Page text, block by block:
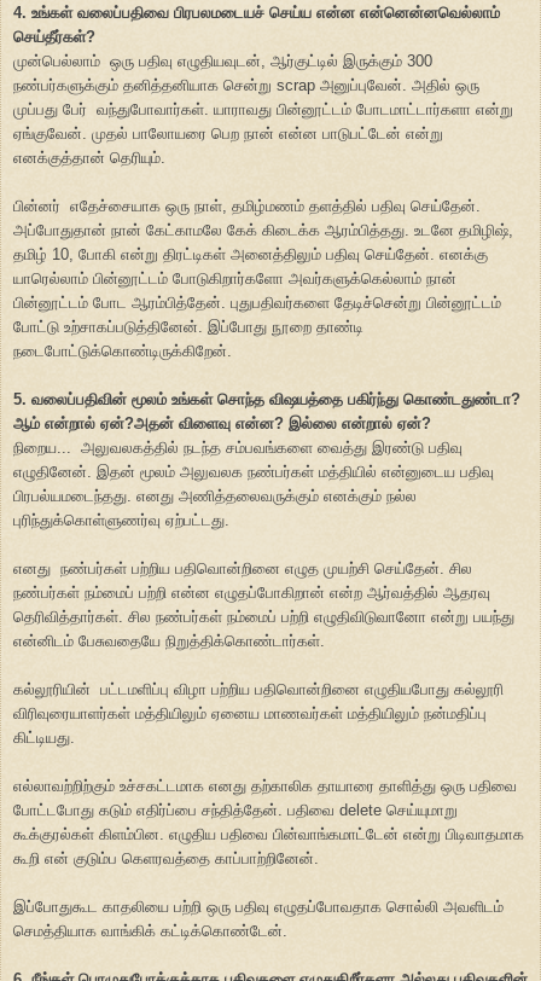
4. உங்கள் வலைப்பதிவை பிரபலமடையச் செய்ய என்ன என்னென்னவெல்லாம்
செய்தீர்கள்?
முன்பெல்லாம் ஒரு பதிவு எழுதியவுடன், ஆர்குட்டில் இருக்கும் 300
நண்பர்களுக்கும் தனித்தனியாக சென்று scrap அனுப்புவேன். அதில் ஒரு
முப்பது பேர் வந்துபோவார்கள். யாராவது பின்னூட்டம் போடமாட்டார்களா என்று
ஏங்குவேன். முதல் பாலோயரை பெற நான் என்ன பாடுபட்டேன் என்று
எனக்குத்தான் தெரியும்.
பின்னர் எதேச்சையாக ஒரு நாள், தமிழ்மணம் தளத்தில் பதிவு செய்தேன்.
அப்போதுதான் நான் கேட்காமலே கேக் கிடைக்க ஆரம்பித்தது. உடனே தமிழிஷ்,
தமிழ் 10, போகி என்று திரட்டிகள் அனைத்திலும் பதிவு செய்தேன். எனக்கு
யாரெல்லாம் பின்னூட்டம் போடுகிறார்களோ அவர்களுக்கெல்லாம் நான்
பின்னூட்டம் போட ஆரம்பித்தேன். புதுபதிவர்களை தேடிச்சென்று பின்னூட்டம்
போட்டு உற்சாகப்படுத்தினேன். இப்போது நூறை தாண்டி
நடைபோட்டுக்கொண்டிருக்கிறேன்.
5. வலைப்பதிவின் மூலம் உங்கள் சொந்த விஷயத்தை பகிர்ந்து கொண்டதுண்டா?
ஆம் என்றால் ஏன்?அதன் விளைவு என்ன? இல்லை என்றால் ஏன்?
நிறைய... அலுவலகத்தில் நடந்த சம்பவங்களை வைத்து இரண்டு பதிவு
எழுதினேன். இதன் மூலம் அலுவலக நண்பர்கள் மத்தியில் என்னுடைய பதிவு
பிரபல்யமடைந்தது. எனது அணித்தலைவருக்கும் எனக்கும் நல்ல
புரிந்துக்கொள்ளுணர்வு ஏற்பட்டது.
எனது நண்பர்கள் பற்றிய பதிவொன்றினை எழுத முயற்சி செய்தேன். சில
நண்பர்கள் நம்மைப் பற்றி என்ன எழுதப்போகிறான் என்ற ஆர்வத்தில் ஆதரவு
தெரிவித்தார்கள். சில நண்பர்கள் நம்மைப் பற்றி எழுதிவிடுவானோ என்று பயந்து
என்னிடம் பேசுவதையே நிறுத்திக்கொண்டார்கள்.
கல்லூரியின் பட்டமளிப்பு விழா பற்றிய பதிவொன்றினை எழுதியபோது கல்லூரி
விரிவுரையாளர்கள் மத்தியிலும் ஏனைய மாணவர்கள் மத்தியிலும் நன்மதிப்பு
கிட்டியது.
எல்லாவற்றிற்கும் உச்சகட்டமாக எனது தற்காலிக தாயாரை தாளித்து ஒரு பதிவை
போட்டபோது கடும் எதிர்ப்பை சந்தித்தேன். பதிவை delete செய்யுமாறு
கூக்குரல்கள் கிளம்பின. எழுதிய பதிவை பின்வாங்கமாட்டேன் என்று பிடிவாதமாக
கூறி என் குடும்ப கெளரவத்தை காப்பாற்றினேன்.
இப்போதுகூட காதலியை பற்றி ஒரு பதிவு எழுதப்போவதாக சொல்லி அவளிடம்
செமத்தியாக வாங்கிக் கட்டிக்கொண்டேன்.